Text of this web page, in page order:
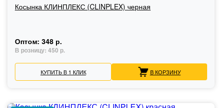
Косынка КЛИНПЛЕКС (CLINPLEX) черная
Оптом: 348 р.
В розницу: 450 р.
КУПИТЬ В 1 КЛИК В КОРЗИНУ